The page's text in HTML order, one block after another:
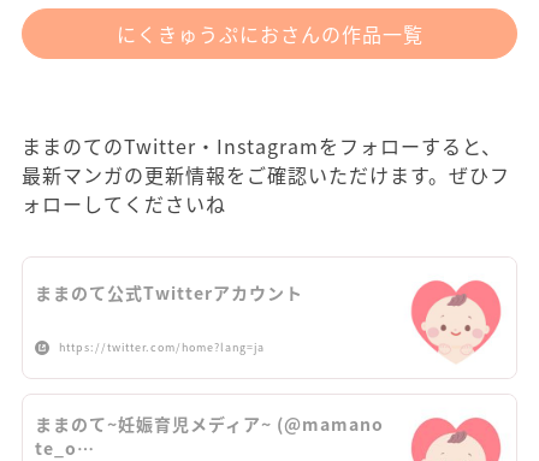
にくきゅうぷにおさんの作品一覧
ままのてのTwitter・Instagramをフォローすると、
最新マンガの更新情報をご確認いただけます。ぜひフ
ォローしてくださいね
ままのて公式Twitterアカウント
https://twitter.com/home?lang=ja
ままのて~妊娠育児メディア~ (@mamano
te_o…